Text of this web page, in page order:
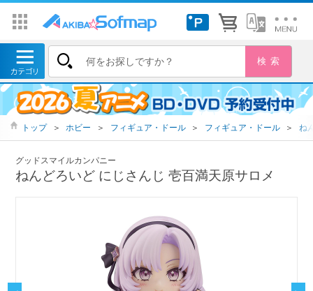
トップ ＞ ホビー ＞ フィギュア・ドール ＞ フィギュア・ドール ＞ ね
グッドスマイルカンパニー
ねんどろいど にじさんじ 壱百満天原サロメ